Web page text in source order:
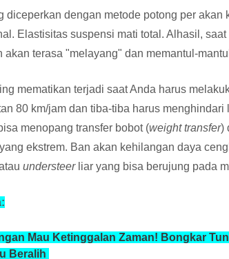
diceperkan dengan metode potong per akan
Elastisitas suspensi mati total. Alhasil,
akan terasa "melayang" dan memantul-
mematikan terjadi saat Anda harus
80 km/jam dan tiba-tiba harus
menopang transfer bobot (weight transfer)
ekstrem. Ban akan kehilangan daya
understeerliar yang bisa berujung pada
Mau Ketinggalan Zaman! Bongkar
Beralih